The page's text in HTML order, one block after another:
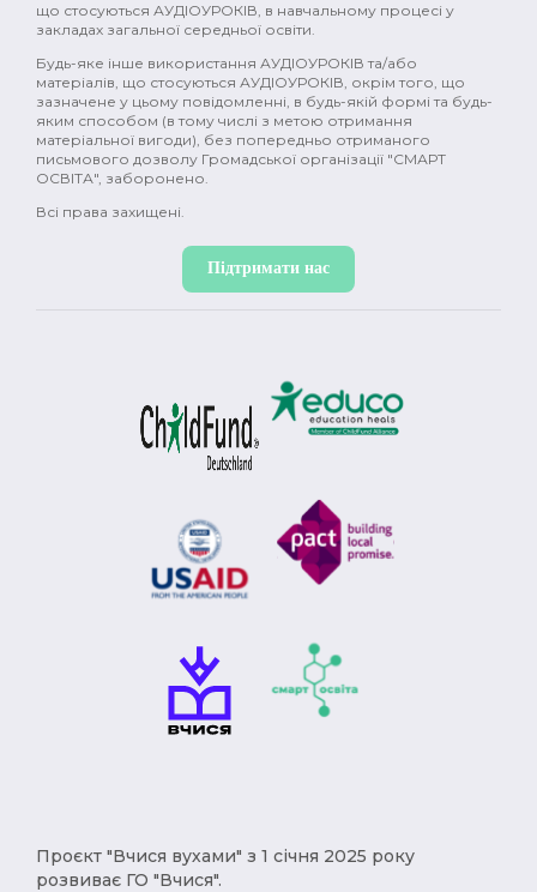
що стосуються АУДІОУРОКІВ, в навчальному процесі у
закладах загальної середньої освіти.
Будь-яке інше використання АУДІОУРОКІВ та/або
матеріалів, що стосуються АУДІОУРОКІВ, окрім того, що
зазначене у цьому повідомленні, в будь-якій формі та будь-
яким способом (в тому числі з метою отримання
матеріальної вигоди), без попередньо отриманого
письмового дозволу Громадської організації "СМАРТ
ОСВІТА", заборонено.
Всі права захищені.
Підтримати нас
Проєкт "Вчися вухами" з 1 січня 2025 року
розвиває ГО "Вчися".